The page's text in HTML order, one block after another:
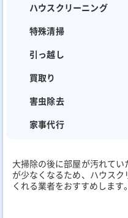
ハウスクリーニング
特殊清掃
引っ越し
買取り
害虫除去
家事代行
大掃除の後に部屋が汚れて
が少なくなるため、ハウス
くれる業者をおすすめします。